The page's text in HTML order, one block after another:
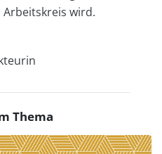
wird.
Thema